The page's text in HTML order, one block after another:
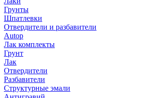
Грунты
Шпатлевки
Отвердители и разбавители
Autop
Лак комплекты
Грунт
Лак
Отвердители
Разбавители
Структурные эмали